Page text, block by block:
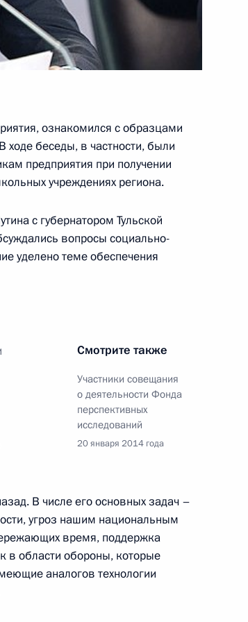
кремля
области
гражданского
Путина
ознакомился с образцами
беседы, в частности, были
предприятия при получении
учреждениях региона.
с губернатором Тульской
вопросы социально-
уделено теме обеспечения
Смотрите также
Участники совещания
о деятельности Фонда
перспективных
исследований
20 января 2014 года
В числе его основных задач –
угроз нашим национальным
время, поддержка
в области обороны, которые
аналогов технологии